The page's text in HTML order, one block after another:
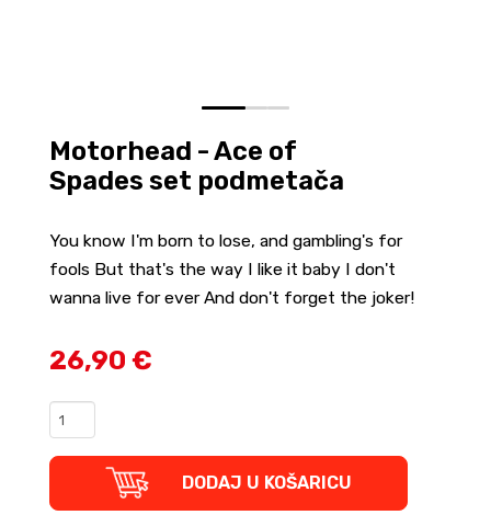
0 1 2
Motorhead - Ace of
Spades set podmetača
You know I'm born to lose, and gambling's for
fools But that's the way I like it baby I don't
wanna live for ever And don't forget the joker!
26,90 €
Ace
DODAJ U KOŠARICU